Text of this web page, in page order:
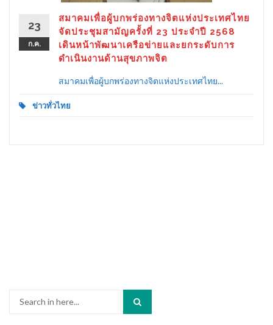
23
ก.ค.
สมาคมเพื่อผู้บกพร่องทางจิตแห่งประเทศไทย
จัดประชุมสามัญครั้งที่ 23 ประจำปี 2568
เดินหน้าพัฒนาเครือข่ายและยกระดับการ
ดำเนินงานด้านสุขภาพจิต
สมาคมเพื่อผู้บกพร่องทางจิตแห่งประเทศไทย...
ข่าวทั่วไทย